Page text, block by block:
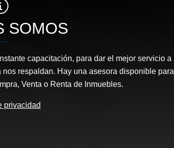
SOMOS
capacitación, para dar el mejor servicio a
respaldan. Hay una asesora disponible para
Venta o Renta de Inmuebles.
privacidad